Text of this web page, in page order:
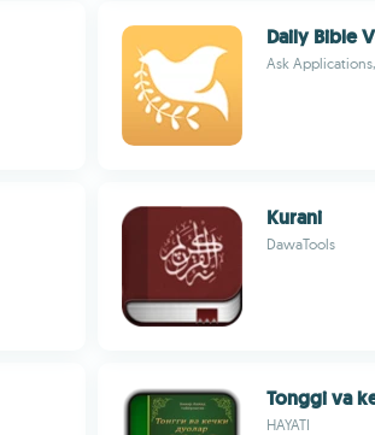
Daily Bible
Ask
Kurani
DawaTools
Tonggi va
HAYATI